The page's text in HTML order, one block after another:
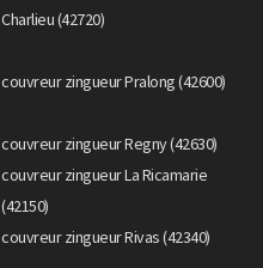
Charlieu (42720)
couvreur zingueur Pralong (42600)
couvreur zingueur Regny (42630)
couvreur zingueur La Ricamarie
(42150)
couvreur zingueur Rivas (42340)